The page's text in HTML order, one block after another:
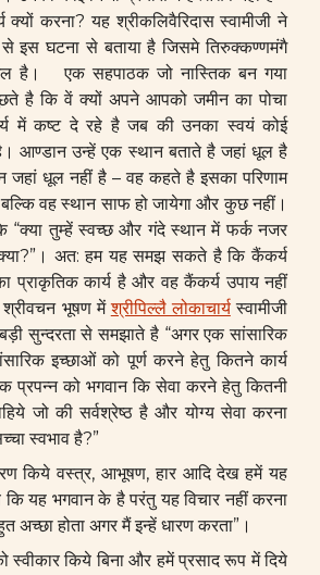
करना? यह श्रीकलिवैरिदास स्वामीजी ने
से इस घटना से बताया है जिसमे तिरुक्कण्णमंगै
है। एक सहपाठक जो नास्तिक बन गया
है कि वें क्यों अपने आपको जमीन का पोचा
में कष्ट दे रहे है जब की उनका स्वयं कोई
आण्डान उन्हें एक स्थान बताते है जहां धूल है
धूल नहीं है – वह कहते है इसका परिणाम
वह स्थान साफ हो जायेगा और कुछ नहीं।
“क्या तुम्हें स्वच्छ और गंदे स्थान में फर्क नजर
अत: हम यह समझ सकते है कि कैंकर्य
प्राकृतिक कार्य है और वह कैंकर्य उपाय नहीं
श्रीवचन भूषण मेंश्रीपिल्लै लोकाचार्यस्वामीजी
सुन्दरता से समझाते है “अगर एक सांसारिक
इच्छाओं को पूर्ण करने हेतु कितने कार्य
प्रपन्न को भगवान कि सेवा करने हेतु कितनी
जो की सर्वश्रेष्ठ है और योग्य सेवा करना
स्वभाव है?”
किये वस्त्र, आभूषण, हार आदि देख हमें यह
कि यह भगवान के है परंतु यह विचार नहीं करना
अच्छा होता अगर मैं इन्हें धारण करता”।
स्वीकार किये बिना और हमें प्रसाद रूप में दिये